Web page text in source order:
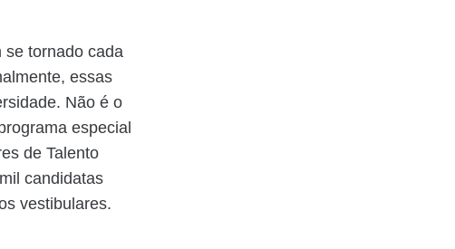
se tornado cada
essas
Não é o
especial
de Talento
candidatas
vestibulares.